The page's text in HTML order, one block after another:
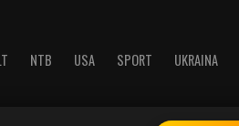
NTB USA SPORT UKRAINA